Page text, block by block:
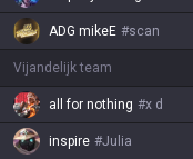
ADG mikeE #scan
Vijandelijk team
all for nothing #x d
inspire #Julia